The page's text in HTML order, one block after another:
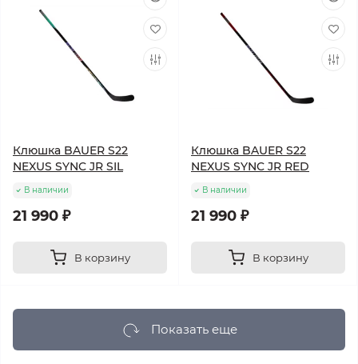
Клюшка BAUER S22
NEXUS SYNC JR SIL
В наличии
21 990 ₽
В корзину
Клюшка BAUER S22
NEXUS SYNC JR RED
В наличии
21 990 ₽
В корзину
Показать еще